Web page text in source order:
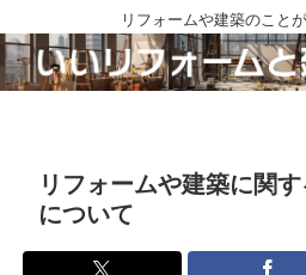
リフォームや建築のこと
リフォームや建築に関す
について